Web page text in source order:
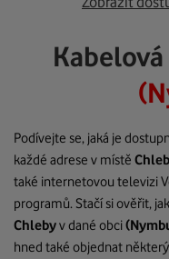
Podívejte se, jaká je
každé adrese v místě
také internetovou televizi
programů. Stačí si ověřit,
Chlebyv dané obci
hned také objednat